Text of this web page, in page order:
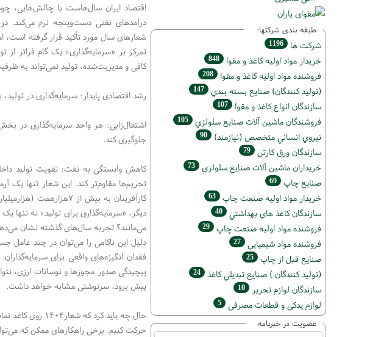
اقتصاد ایران سال‌هاست با چالش‌هایی،
درآمد‌های نفتی دست‌وپنجه نرم می‌کند. در
شعار‌های سال مورد تأکید قرار گرفته است،
تمرکز بر «سرمایه‌گذاری» یک گام فراتر
کافی و مدیریت‌شده، تولید نمی‌تواند به
رشد اقتصادی پایدار: سرمایه‌گذاری در
اشتغال‌زایی: هر واحد سرمایه‌گذاری در
جلوگیری کند.
کاهش وابستگی به نفت: تقویت تولید
تحریم‌ها مقاوم‌تر کند. این شعار تنها
کارآفرینان به بیش از
دیگر، «سرمایه‌گذاری برای تولید» نه
می‌مانند؟ تجربه سال‌های گذشته نشان
دلیل این ناکامی را می‌توان در چند عامل
پیچیدگی صدور مجوز‌ها و نوسانات ارزی،
پیش برود، سرنوشتی مشابه خواهد داشت.
حال چه باید
حرکت کنیم. برخی راهکار‌های ممکن که
طبقه بندی شرکتها:
شركت ها 1196
خريدار مواد اوليه كاغذ و مقوا 848
فروشنده مواد اوليه كاغذ و مقوا 208
(تولید كنندگان) صنايع بسته بندي 147
سازندگان انواع کاغذ و مقوا 107
فروشندگان ماشين آلات صنايع سلولزي 105
نيروي انساني متخصص (نیازمند) 90
سازندگان ورق كارتن 79
خریداران ماشين آلات صنايع سلولزي 73
صنايع چاپ 69
خريدار مواد اوليه صنعت چاپ 63
سازندگان كاغذ هاي بهداشتي 40
فروشنده مواد اوليه صنعت چاپ 29
فروشنده مواد شیمیایی 27
صنايع قبل از چاپ 25
(تولید كنندگان ) صنايع تبديلي كاغذ 24
سازندگان لوازم تحریر 10
لوازم یدکی و قطعات مصرفی 5
عضویت در خبرنامه